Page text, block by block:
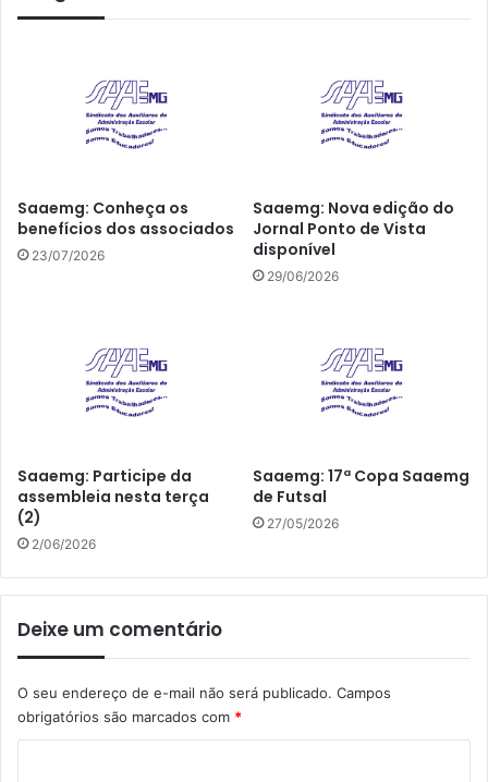
Saaemg: Conheça os
benefícios dos associados
23/07/2026
Saaemg: Nova edição do
Jornal Ponto de Vista
disponível
29/06/2026
Saaemg: Participe da
assembleia nesta terça
(2)
2/06/2026
Saaemg: 17ª Copa Saaemg
de Futsal
27/05/2026
Deixe um comentário
O seu endereço de e-mail não será publicado. Campos
obrigatórios são marcados com *